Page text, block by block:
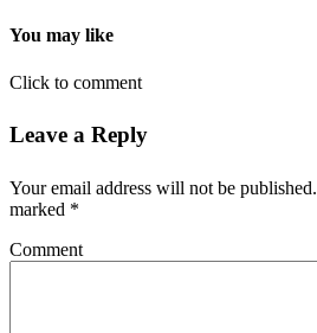
You may like
Click to comment
Leave a Reply
Your email address will not be published.
marked *
Comment